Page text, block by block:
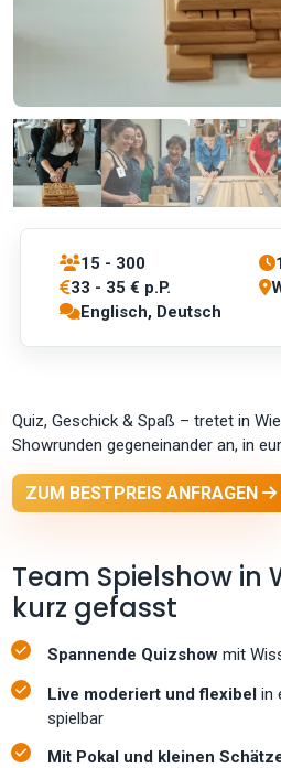
15 - 300
33 - 35 € p.P.
Englisch, Deutsch
Quiz, Geschick & Spaß – tretet in
Showrunden gegeneinander an, in
ZUM BESTPREIS ANFRAGEN
Team Spielshow in
kurz gefasst
Spannende Quizshow mit
Live moderiert und flexibel in
spielbar
Mit Pokal und kleinen